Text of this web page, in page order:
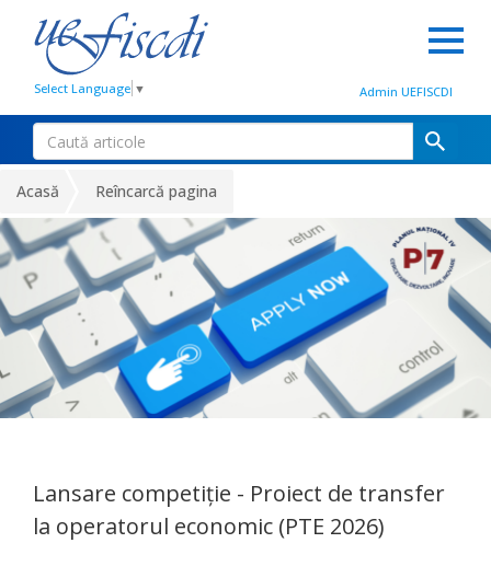
Select Language ▼ Admin UEFISCDI
Acasă Reîncarcă pagina
Lansare competiție - Proiect de transfer
la operatorul economic (PTE 2026)